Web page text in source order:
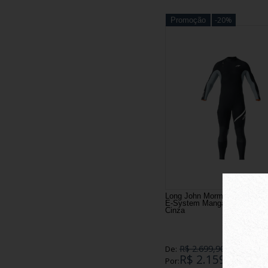
vestindo as
comunidade da
vila de pescadores
saúde da cidade e
O resto da aventura
roupa de neoprene,
surfe do país
que qualquer atleta
O turismo ligado ao
Ao longo das mais
vigor, experiência
Promoção -20%
Long John Mormaii Flexxa
E-System Manga Longa 2022
Cinza
De: R$ 2.699,90
Por:R$ 2.159,92